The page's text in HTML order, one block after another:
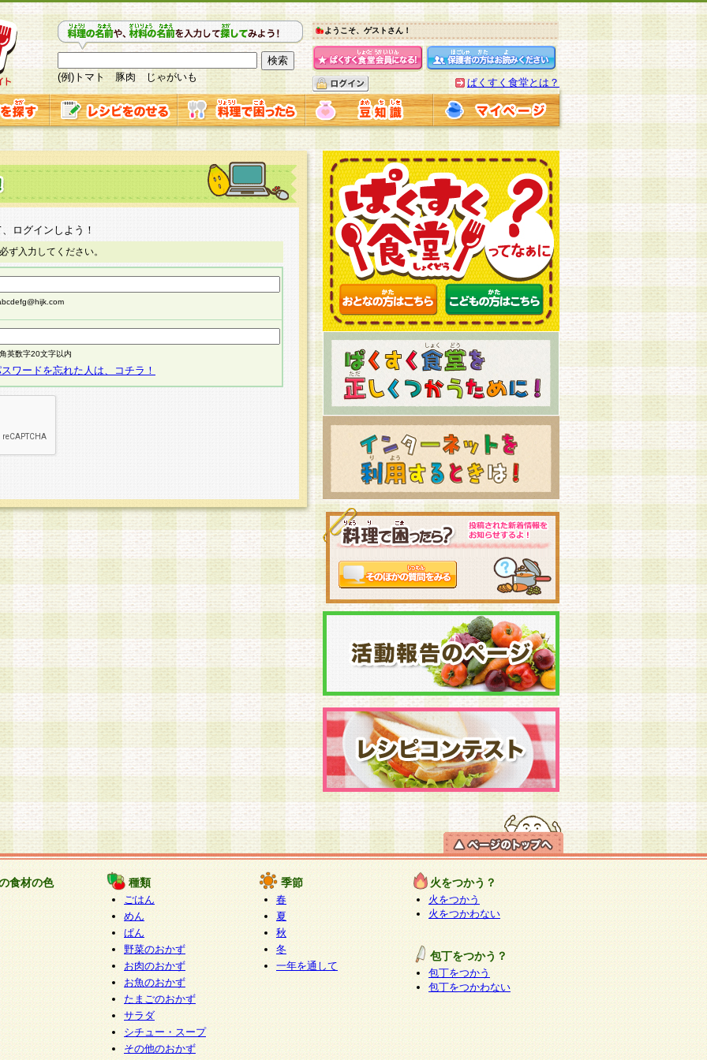
(例)トマト 豚肉 じゃがいも
ようこそ、ゲストさん！
ぱくすく食堂とは？
ログインしよう！
ず入力してください。
英数字20文字以内
ワードを忘れた人は、コチラ！
食材の色 種類
ごはん
めん
ぱん
野菜のおかず
お肉のおかず
お魚のおかず
たまごのおかず
サラダ
シチュー・スープ
その他のおかず
季節
春
夏
秋
冬
一年を通して
火をつかう？
火をつかう
火をつかわない
包丁をつかう？
包丁をつかう
包丁をつかわない